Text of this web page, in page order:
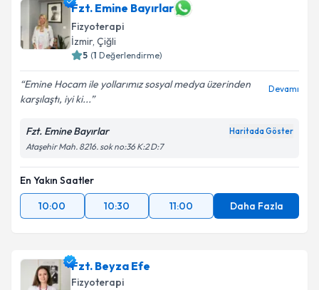
Fzt. Emine Bayırlar
Fizyoterapi
İzmir, Çiğli
5 (1 Değerlendirme)
Emine Hocam ile yollarımız sosyal medya üzerinden
karşılaştı, iyi ki...
Devamı
Fzt. Emine Bayırlar Haritada Göster
Ataşehir Mah. 8216. sok no:36 K:2 D:7
En Yakın Saatler
10:00
10:30 11:00 Daha Fazla
Fzt. Beyza Efe
Fizyoterapi